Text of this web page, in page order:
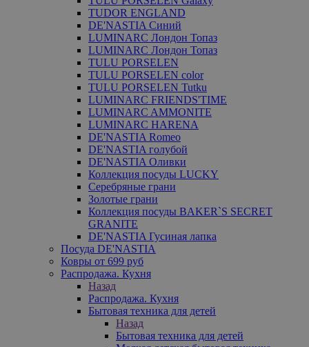
TUDOR ENGLAND
DE'NASTIA Синий
LUMINARC Лондон Топаз
LUMINARC Лондон Топаз
TULU PORSELEN
TULU PORSELEN color
TULU PORSELEN Tutku
LUMINARC FRIENDS'TIME
LUMINARC AMMONITE
LUMINARC HARENA
DE'NASTIA Romeo
DE'NASTIA голубой
DE'NASTIA Оливки
Коллекция посуды LUCKY
Серебряные грани
Золотые грани
Коллекция посуды BAKER`S SECRET
GRANITE
DE'NASTIA Гусиная лапка
Посуда DE'NASTIA
Ковры от 699 руб
Распродажа. Кухня
Назад
Распродажа. Кухня
Бытовая техника для детей
Назад
Бытовая техника для детей